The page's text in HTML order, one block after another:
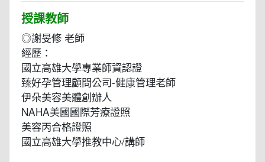
授課教師
◎謝旻修 老師
經歷：
國立高雄大學專業師資認證
臻好孕管理顧問公司-健康管理老師
伊朵美容美體創辦人
NAHA美國國際芳療證照
美容丙合格證照
國立高雄大學推教中心/講師